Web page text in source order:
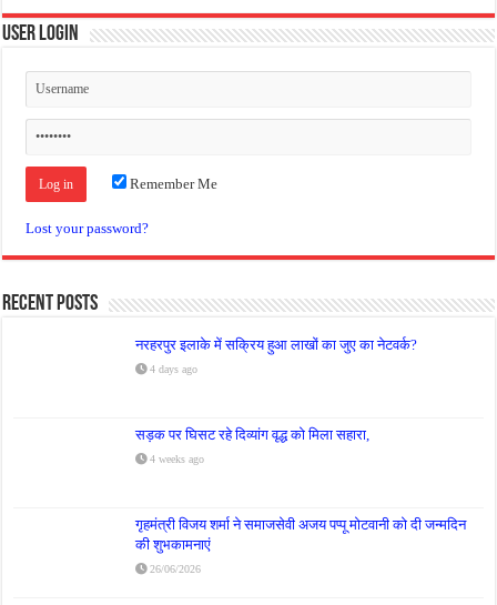
User Login
Remember Me
Lost your password?
Recent Posts
नरहरपुर इलाके में सक्रिय हुआ लाखों का जुए का नेटवर्क?
4 days ago
सड़क पर घिसट रहे दिव्यांग वृद्ध को मिला सहारा,
4 weeks ago
गृहमंत्री विजय शर्मा ने समाजसेवी अजय पप्पू मोटवानी को दी जन्मदिन
की शुभकामनाएं
26/06/2026